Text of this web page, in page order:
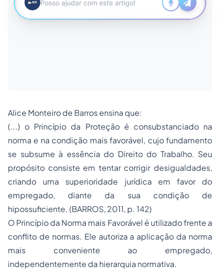
Alice Monteiro de Barros ensina que:
(...) o Princípio da Proteção é consubstanciado na
norma e na condição mais favorável, cujo fundamento
se subsume à essência do Direito do Trabalho. Seu
propósito consiste em tentar corrigir desigualdades,
criando uma superioridade jurídica em favor do
empregado, diante da sua condição de
hipossuficiente. (BARROS, 2011, p. 142)
O Princípio da Norma mais Favorável é utilizado frente a
conflito de normas. Ele autoriza a aplicação da norma
mais conveniente ao empregado,
independentemente da hierarquia normativa.